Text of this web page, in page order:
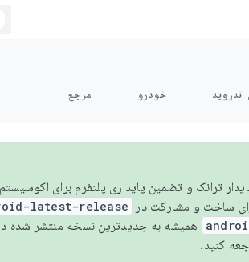
خودرو مرجع
پایدار ترانک و تضمین پایداری پلتفرم برای
latest-release
کنید.